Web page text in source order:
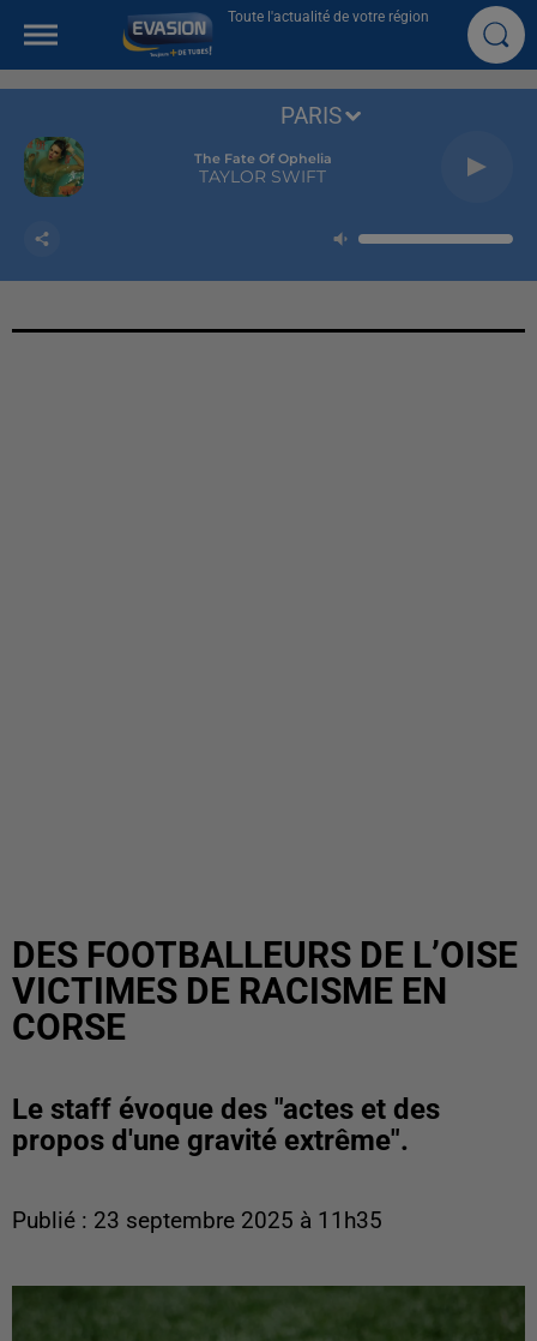
Toute l'actualité de votre région
The Fate Of Ophelia
TAYLOR SWIFT
PARIS
DES FOOTBALLEURS DE L’OISE
VICTIMES DE RACISME EN
CORSE
Le staff évoque des "actes et des
propos d'une gravité extrême".
Publié : 23 septembre 2025 à 11h35